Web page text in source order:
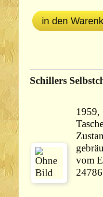
in den
Schillers
vom
24786